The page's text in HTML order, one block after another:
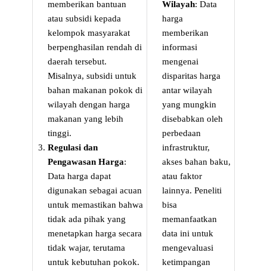
memberikan bantuan
atau subsidi kepada
kelompok masyarakat
berpenghasilan rendah di
daerah tersebut.
Misalnya, subsidi untuk
bahan makanan pokok di
wilayah dengan harga
makanan yang lebih
tinggi.
Regulasi dan
Pengawasan Harga:
Data harga dapat
digunakan sebagai acuan
untuk memastikan bahwa
tidak ada pihak yang
menetapkan harga secara
tidak wajar, terutama
untuk kebutuhan pokok.
Wilayah: Data
harga
memberikan
informasi
mengenai
disparitas harga
antar wilayah
yang mungkin
disebabkan oleh
perbedaan
infrastruktur,
akses bahan baku,
atau faktor
lainnya. Peneliti
bisa
memanfaatkan
data ini untuk
mengevaluasi
ketimpangan